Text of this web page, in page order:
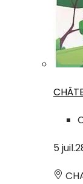
5 juil.